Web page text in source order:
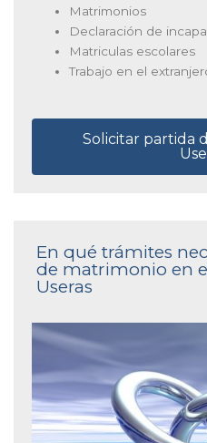
Matrimonios
Declaración de
Matriculas escolares
Trabajo en el
Solicitar partida
En qué trámites
de matrimonio en
Useras